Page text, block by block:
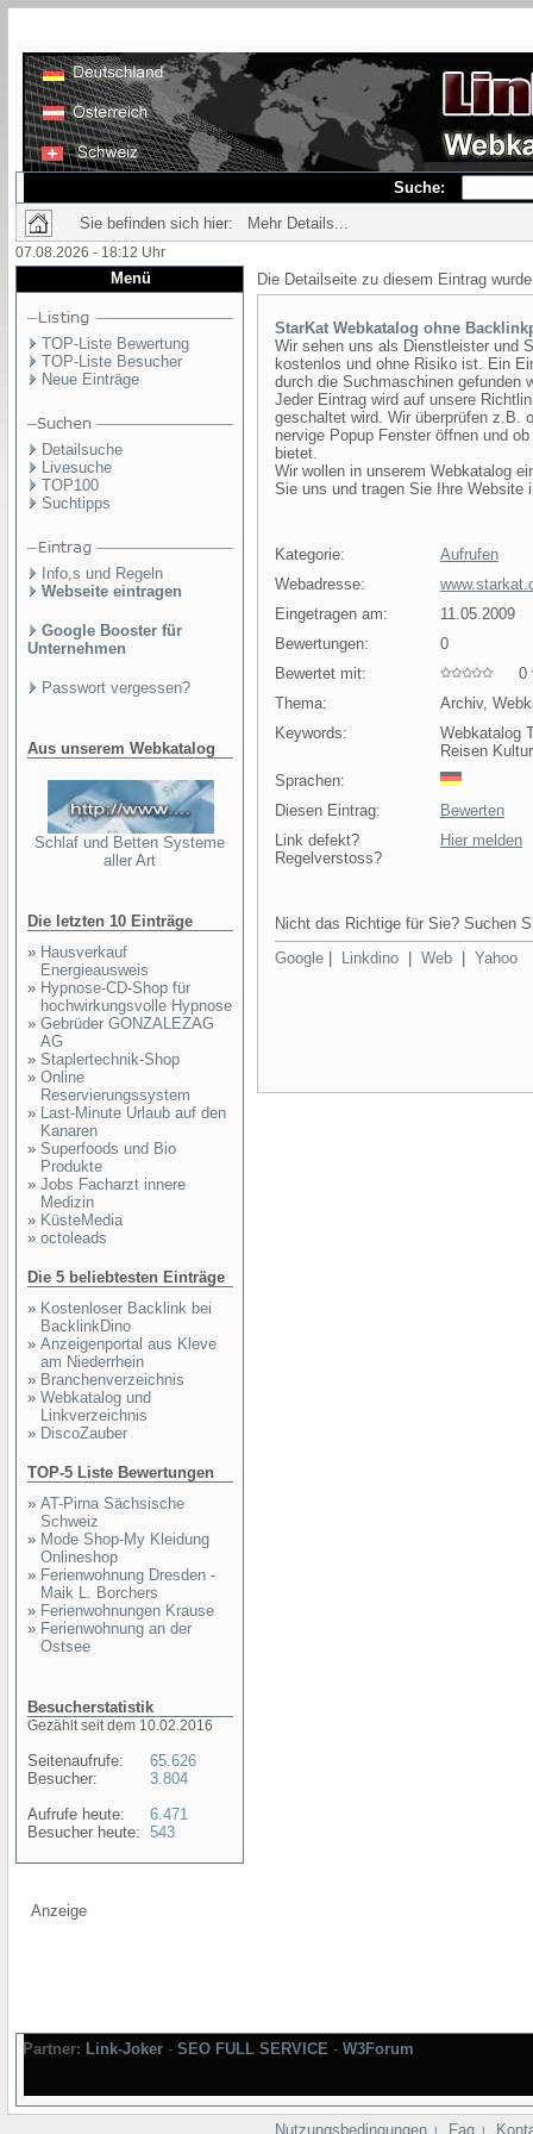
Suche:
Sie befinden sich hier: Mehr Details...
07.08.2026 - 18:12 Uhr
Menü
TOP-Liste Bewertung
TOP-Liste Besucher
Neue Einträge
Detailsuche
Livesuche
TOP100
Suchtipps
Info,s und Regeln
Webseite eintragen
Google Booster für
Unternehmen
Passwort vergessen?
Aus unserem Webkatalog
Schlaf und Betten Systeme
aller Art
Die letzten 10 Einträge
» Hausverkauf
Energieausweis
» Hypnose-CD-Shop für
hochwirkungsvolle Hypnose
» Gebrüder GONZALEZAG
AG
» Staplertechnik-Shop
» Online
Reservierungssystem
» Last-Minute Urlaub auf den
Kanaren
» Superfoods und Bio
Produkte
» Jobs Facharzt innere
Medizin
» KüsteMedia
» octoleads
Die 5 beliebtesten Einträge
» Kostenloser Backlink bei
BacklinkDino
» Anzeigenportal aus Kleve
am Niederrhein
» Branchenverzeichnis
» Webkatalog und
Linkverzeichnis
» DiscoZauber
TOP-5 Liste Bewertungen
» AT-Pirna Sächsische
Schweiz
» Mode Shop-My Kleidung
Onlineshop
» Ferienwohnung Dresden -
Maik L. Borchers
» Ferienwohnungen Krause
» Ferienwohnung an der
Ostsee
Besucherstatistik
Gezählt seit dem 10.02.2016
Seitenaufrufe:
Besucher:
Aufrufe heute:
Besucher heute:
65.626
3.804
6.471
543
Die Detailseite zu diesem Eintrag
StarKat Webkatalog ohne
Wir sehen uns als Dienstleister und
kostenlos und ohne Risiko ist. Ein
durch die Suchmaschinen gefunden
Jeder Eintrag wird auf unsere
geschaltet wird. Wir überprüfen z.B.
nervige Popup Fenster öffnen und
bietet.
Wir wollen in unserem Webkatalog
Sie uns und tragen Sie Ihre Website
Kategorie:
Aufrufen
Webadresse:
Eingetragen am:
11.05.2009
Bewertungen:
0
Bewertet mit:
0
Thema:
Archiv,
Keywords:
Webkatalog
Reisen Kultur
Sprachen:
Diesen Eintrag:
Bewerten
Link defekt?
Regelverstoss?
Hier melden
Nicht das Richtige für Sie? Suchen
Google
Linkdino Web Yahoo
Anzeige
Partner: Link-Joker - SEO FULL SERVICE - W3Forum
Nutzungsbedingungen | Faq |